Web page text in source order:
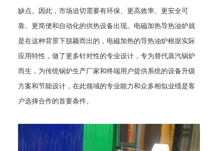
缺点。因此，市场迫切需要有环保、更高效率、更安全可
靠、更简便和自动化的供热设备出现。电磁加热导热油炉就
是在这种背景下脱颖而出的，电磁加热的导热油炉根据实际
应用特性，做了更多针对性的专业设计，专为替代蒸汽锅炉
而生，为传统锅炉生产厂家和终端用户提供系统的设备升级
方案和节能设计，在此领域的专业能力和众多相似业绩是客
户选择合作的首要条件。